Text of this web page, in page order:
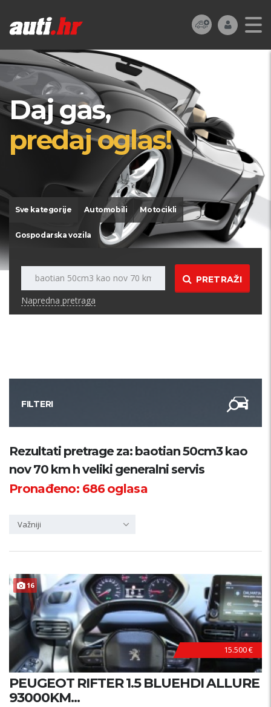
Daj gas,
predaj oglas!
Sve kategorije Automobili Motocikli
Gospodarska vozila
PRETRAŽI
Napredna pretraga
FILTERI
Kategorija
Županija
Rezultati pretrage za: baotian 50cm3 kao
nov 70 km h veliki generalni servis
Pronađeno: 686oglasa
Važniji
16
15.500 €
PEUGEOT RIFTER 1.5 BLUEHDI ALLURE
93000KM...